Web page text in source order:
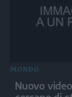
MONDO
Nuovo